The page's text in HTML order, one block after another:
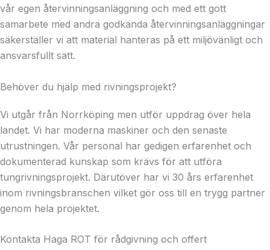
vår egen återvinningsanläggning och med ett gott
samarbete med andra godkända återvinningsanläggningar
säkerställer vi att material hanteras på ett miljövänligt och
ansvarsfullt sätt.
Behöver du hjälp med rivningsprojekt?
Vi utgår från Norrköping men utför uppdrag över hela
landet. Vi har moderna maskiner och den senaste
utrustningen. Vår personal har gedigen erfarenhet och
dokumenterad kunskap som krävs för att utföra
tungrivningsprojekt. Därutöver har vi 30 års erfarenhet
inom rivningsbranschen vilket gör oss till en trygg partner
genom hela projektet.
Kontakta Haga ROT för rådgivning och offert